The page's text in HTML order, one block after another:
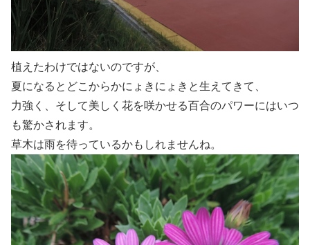
植えたわけではないのですが、
夏になるとどこからかにょきにょきと生えてきて、
力強く、そして美しく花を咲かせる百合のパワーにはいつ
も驚かされます。
草木は雨を待っているかもしれませんね。